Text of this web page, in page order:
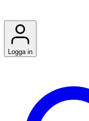
Logga in